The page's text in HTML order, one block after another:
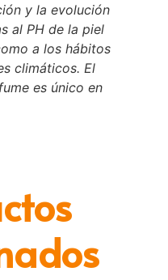
y la evolución
al PH de la piel
a los hábitos
climáticos. El
es único en